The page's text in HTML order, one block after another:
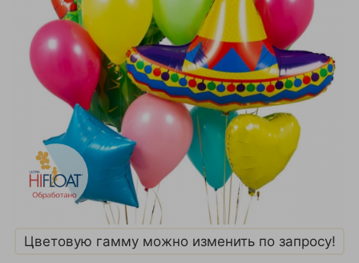
Цветовую гамму можно изменить по запросу!